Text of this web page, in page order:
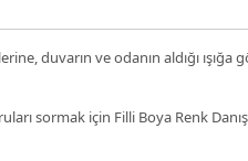
duvarın ve odanın aldığı
sormak için Filli Boya Renk